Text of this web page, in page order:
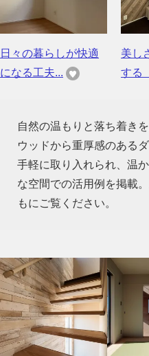
日々の暮らしが快適
になる工夫...
美し
する
自然の温もりと落ち着き
ウッドから重厚感のある
手軽に取り入れられ、温
な空間での活用例を掲載
もにご覧ください。